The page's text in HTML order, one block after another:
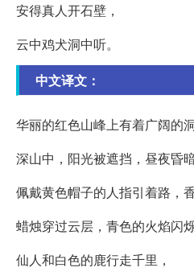
安得真人开石壁，
云中鸡犬洞中听。
中文译文：
华丽的红色山峰上有着广阔的
深山中，阳光被遮挡，昼夜昏暗
佩戴黄色帽子的人指引着路，
蜡烛穿过云层，青色的火焰闪烁
仙人和白色的鹿行走千里，